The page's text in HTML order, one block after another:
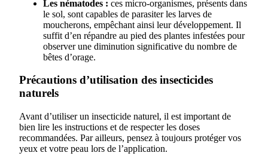
Les nématodes : ces micro-organismes, présents dans
le sol, sont capables de parasiter les larves de
moucherons, empêchant ainsi leur développement. Il
suffit d’en répandre au pied des plantes infestées pour
observer une diminution significative du nombre de
bêtes d’orage.
Précautions d’utilisation des insecticides
naturels
Avant d’utiliser un insecticide naturel, il est important de
bien lire les instructions et de respecter les doses
recommandées. Par ailleurs, pensez à toujours protéger vos
yeux et votre peau lors de l’application.